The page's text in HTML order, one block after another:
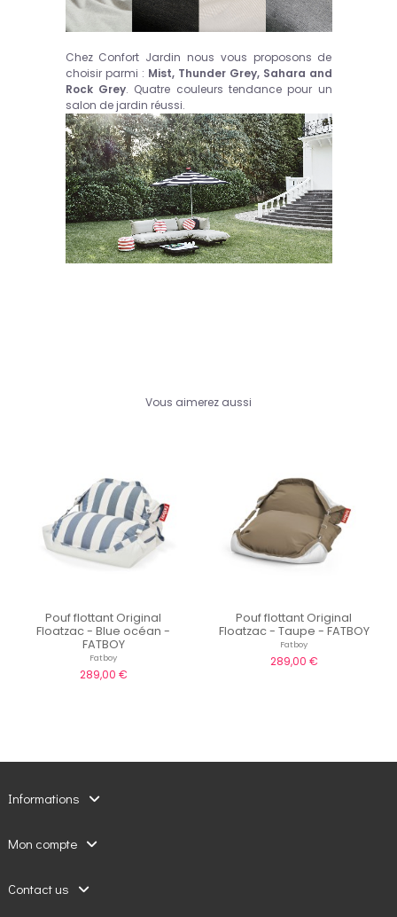
Chez Confort Jardin nous vous proposons de
choisir parmi : Mist, Thunder Grey, Sahara and
Rock Grey. Quatre couleurs tendance pour un
salon de jardin réussi.
Vous aimerez aussi
Pouf flottant Original
Floatzac - Blue océan -
FATBOY
Fatboy
289,00 €
Pouf flottant Original
Floatzac - Taupe - FATBOY
Fatboy
289,00 €
Informations
Mon compte
Contact us